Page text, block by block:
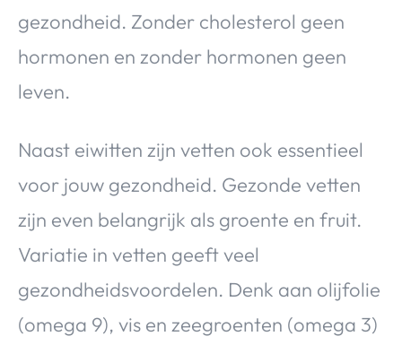
gezondheid. Zonder cholesterol geen
hormonen en zonder hormonen geen
leven.
Naast eiwitten zijn vetten ook essentieel
voor jouw gezondheid. Gezonde vetten
zijn even belangrijk als groente en fruit.
Variatie in vetten geeft veel
gezondheidsvoordelen. Denk aan olijfolie
(omega 9), vis en zeegroenten (omega 3)